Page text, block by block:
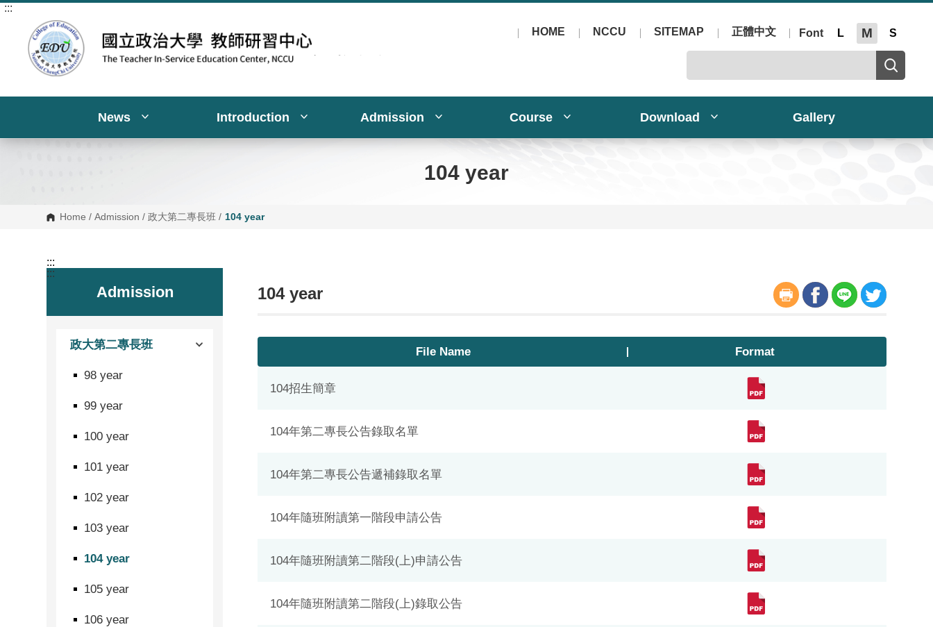
G
e
:::
HOME
NCCU SITEMAP 正體中文 Font L M S
News Introduction Admission Course Download Gallery
104 year
Home /Admission /政大第二專長班 / 104 year
:::
Admission
政大第二專長班
98 year
99 year
100 year
101 year
102 year
103 year
104 year
105 year
106 year
:::
104 year
File Name Format
104招生簡章
104年第二專長公告錄取名單
104年第二專長公告遞補錄取名單
104年隨班附讀第一階段申請公告
104年隨班附讀第二階段(上)申請公告
104年隨班附讀第二階段(上)錄取公告